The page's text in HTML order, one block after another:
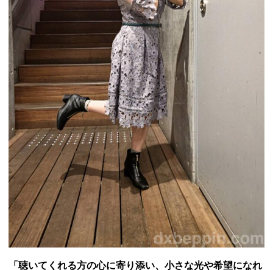
「聴いてくれる方の心に寄り添い、小さな光や希望になれ